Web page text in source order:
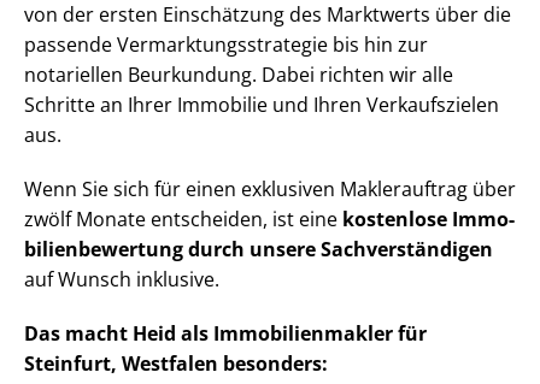
von der ersten Einschätzung des Marktwerts über die
passende Ver­mark­tungs­stra­te­gie bis hin zur
notariellen Beurkundung. Dabei richten wir alle
Schritte an Ihrer Immobilie und Ihren Verkaufszielen
aus.
Wenn Sie sich für einen exklusiven Maklerauftrag über
zwölf Monate entscheiden, ist eine kostenlose Im­mo­
bi­li­en­be­wer­tung durch unsere Sach­ver­stän­di­gen
auf Wunsch inklusive.
Das macht Heid als Im­mo­bi­li­en­mak­ler für
Steinfurt, Westfalen besonders: